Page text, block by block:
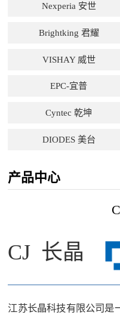
Nexperia 安世
Brightking 君耀
VISHAY 威世
EPC-宜普
Cyntec 乾坤
DIODES 美台
产品中心
CJ 长晶
江苏长晶科技有限公司是